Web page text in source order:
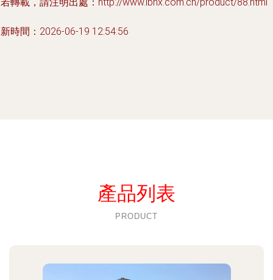
時間：2026-06-19 12:54:56
產品列表
PRODUCT